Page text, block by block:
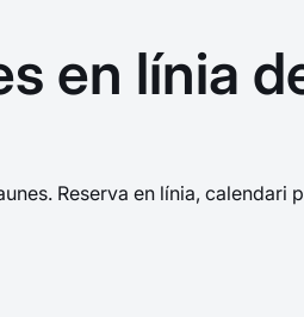
en línia
Reserva en línia, calendari